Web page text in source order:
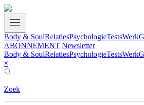
Body & SoulRelatiesPsychologieTestsWerk
ABONNEMENT Newsletter
Body & SoulRelatiesPsychologieTestsWerk
×
Zoek